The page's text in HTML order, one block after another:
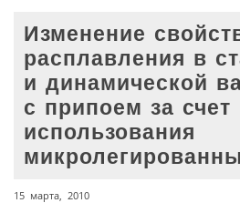
Изменение
расплавления в
и динамической
с припоем за счет
использования
15 марта, 2010